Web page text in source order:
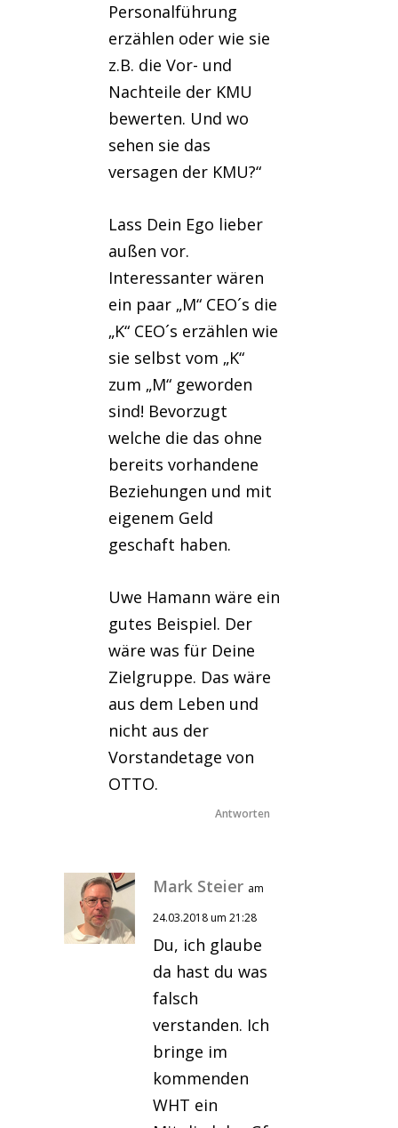
Personalführung
erzählen oder wie sie
z.B. die Vor- und
Nachteile der KMU
bewerten. Und wo
sehen sie das
versagen der KMU?“
Lass Dein Ego lieber
außen vor.
Interessanter wären
ein paar „M“ CEO´s die
„K“ CEO´s erzählen wie
sie selbst vom „K“
zum „M“ geworden
sind! Bevorzugt
welche die das ohne
bereits vorhandene
Beziehungen und mit
eigenem Geld
geschaft haben.
Uwe Hamann wäre ein
gutes Beispiel. Der
wäre was für Deine
Zielgruppe. Das wäre
aus dem Leben und
nicht aus der
Vorstandetage von
OTTO.
Antworten
Mark Steier am
24.03.2018 um 21:28
Du, ich glaube
da hast du was
falsch
verstanden. Ich
bringe im
kommenden
WHT ein